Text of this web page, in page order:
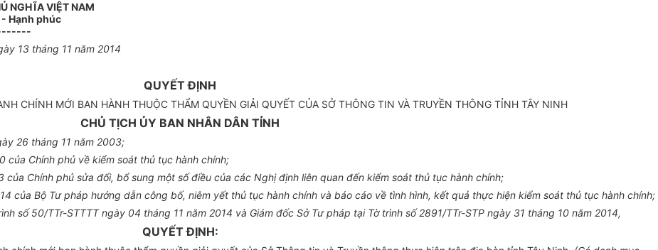
NGHĨA VIỆT NAM
Hạnh phúc
13 tháng 11 năm 2014
QUYẾT ĐỊNH
CHÍNH MỚI BAN HÀNH THUỘC THẨM QUYỀN GIẢI QUYẾT CỦA SỞ THÔNG TIN VÀ TRUYỀN THÔNG TỈNH TÂY NINH
CHỦ TỊCH ỦY BAN NHÂN DÂN TỈNH
26 tháng 11 năm 2003;
của Chính phủ về kiểm soát thủ tục hành chính;
của Chính phủ sửa đổi, bổ sung một số điều của các Nghị định liên quan đến kiểm soát thủ tục hành chính;
của Bộ Tư pháp hướng dẫn công bố, niêm yết thủ tục hành chính và báo cáo về tình hình, kết quả thực hiện kiểm soát thủ tục hành chính;
số50/TTr-STTTT ngày 04 tháng 11 năm 2014 và Giám đốc Sở Tư pháp tại Tờ trình số2891/TTr-STP ngày 31 tháng 10 năm 2014,
QUYẾT ĐỊNH: